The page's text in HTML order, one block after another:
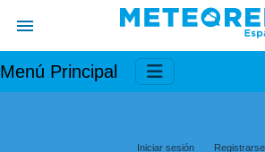
Menú Principal
Iniciar sesión Registrarse